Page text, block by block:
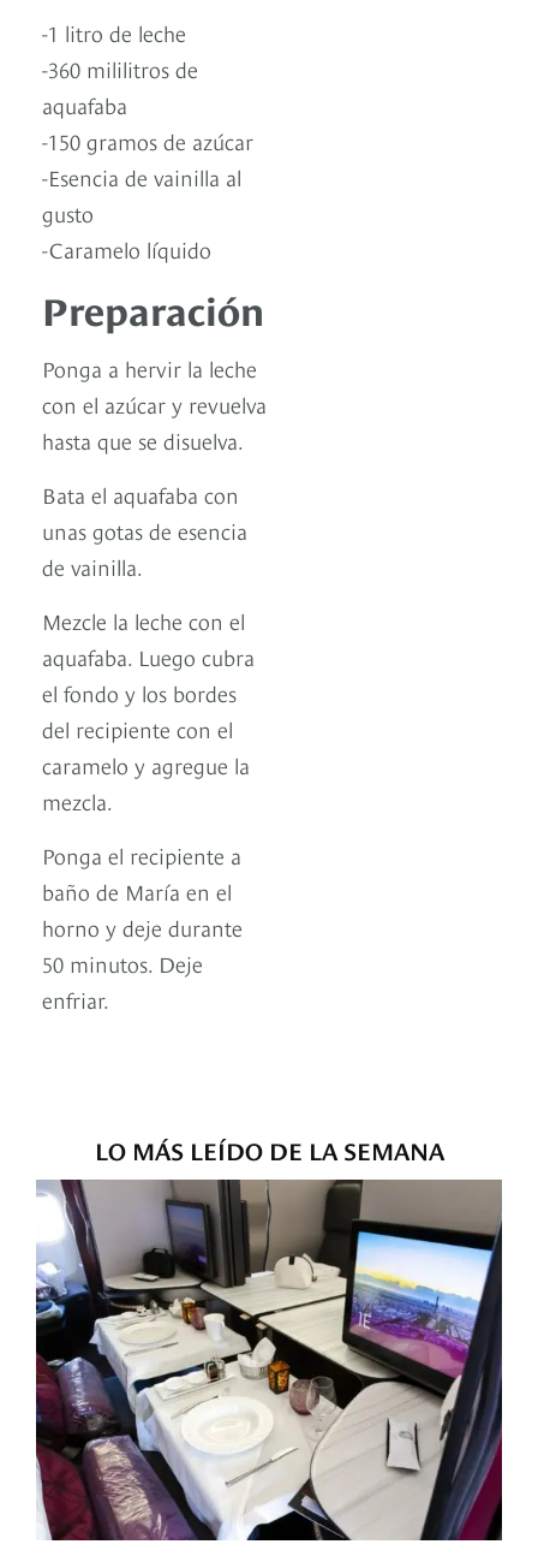
-1 litro de leche
-360 mililitros de
aquafaba
-150 gramos de azúcar
-Esencia de vainilla al
gusto
-Caramelo líquido
Preparación
Ponga a hervir la leche
con el azúcar y revuelva
hasta que se disuelva.
Bata el aquafaba con
unas gotas de esencia
de vainilla.
Mezcle la leche con el
aquafaba. Luego cubra
el fondo y los bordes
del recipiente con el
caramelo y agregue la
mezcla.
Ponga el recipiente a
baño de María en el
horno y deje durante
50 minutos. Deje
enfriar.
LO MÁS LEÍDO DE LA SEMANA